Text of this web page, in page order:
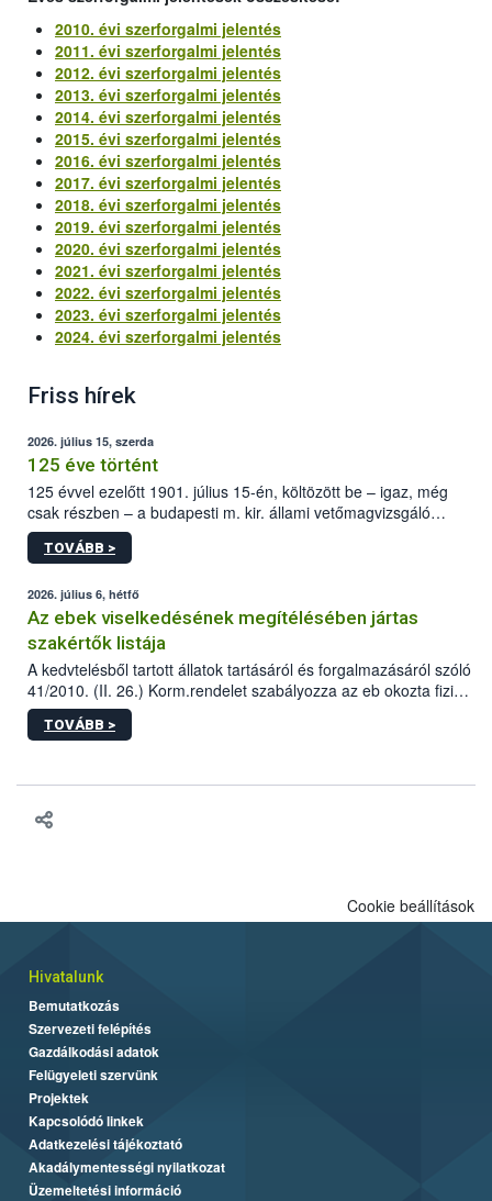
2010. évi szerforgalmi jelentés
2011. évi szerforgalmi jelentés
2012. évi szerforgalmi jelentés
2013. évi szerforgalmi jelentés
2014. évi szerforgalmi jelentés
2015. évi szerforgalmi jelentés
2016. évi szerforgalmi jelentés
2017. évi szerforgalmi jelentés
2018. évi szerforgalmi jelentés
2019. évi szerforgalmi jelentés
2020. évi szerforgalmi jelentés
2021. évi szerforgalmi jelentés
2022. évi szerforgalmi jelentés
2023. évi szerforgalmi jelentés
2024. évi szerforgalmi jelentés
Friss hírek
2026. július 15, szerda
125 éve történt
125 évvel ezelőtt 1901. július 15-én, költözött be – igaz, még
csak részben – a budapesti m. kir. állami vetőmagvizsgáló
állomás a Kis Rókus utca 15. szám alatti, Czigler Győző által
tervezett új épületébe.
TOVÁBB >
2026. július 6, hétfő
Az ebek viselkedésének megítélésében jártas
szakértők listája
A kedvtelésből tartott állatok tartásáról és forgalmazásáról szóló
41/2010. (II. 26.) Korm.rendelet szabályozza az eb okozta fizikai
sérülés, illetve ennek veszélye keletkezésekor felmerülő
hatósági feladatokat, valamint a veszélyes eb tartását és annak
TOVÁBB >
Cookie beállítások
Hivatalunk
Bemutatkozás
Szervezeti felépítés
Gazdálkodási adatok
Felügyeleti szervünk
Projektek
Kapcsolódó linkek
Adatkezelési tájékoztató
Akadálymentességi nyilatkozat
Üzemeltetési információ